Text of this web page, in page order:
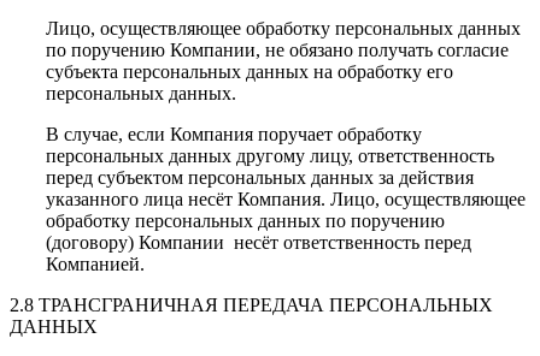
Лицо, осуществляющее обработку персональных данных
по поручению Компании, не обязано получать согласие
субъекта персональных данных на обработку его
персональных данных.
В случае, если Компания поручает обработку
персональных данных другому лицу, ответственность
перед субъектом персональных данных за действия
указанного лица несёт Компания. Лицо, осуществляющее
обработку персональных данных по поручению
(договору) Компании несёт ответственность перед
Компанией.
2.8 ТРАНСГРАНИЧНАЯ ПЕРЕДАЧА ПЕРСОНАЛЬНЫХ
ДАННЫХ